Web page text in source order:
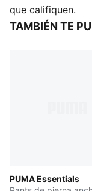
Largo: recortado
Con capucha
que califiquen.
TAMBIÉN TE
PUMA Essentials